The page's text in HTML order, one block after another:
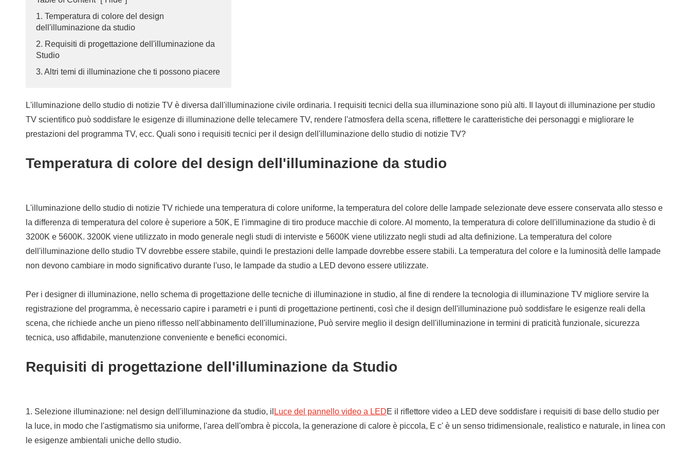
1. Temperatura di colore del design
dell'illuminazione da studio
2. Requisiti di progettazione dell'illuminazione da
Studio
3. Altri temi di illuminazione che ti possono piacere
L'illuminazione dello studio di notizie TV è diversa dall'illuminazione civile ordinaria. I requisiti tecnici della sua illuminazione sono più alti. Il layout di illuminazione per studio
TV scientifico può soddisfare le esigenze di illuminazione delle telecamere TV, rendere l'atmosfera della scena, riflettere le caratteristiche dei personaggi e migliorare le
prestazioni del programma TV, ecc. Quali sono i requisiti tecnici per il design dell'illuminazione dello studio di notizie TV?
Temperatura di colore del design dell'illuminazione da studio
L'illuminazione dello studio di notizie TV richiede una temperatura di colore uniforme, la temperatura del colore delle lampade selezionate deve essere conservata allo stesso e
la differenza di temperatura del colore è superiore a 50K, E l'immagine di tiro produce macchie di colore. Al momento, la temperatura di colore dell'illuminazione da studio è di
3200K e 5600K. 3200K viene utilizzato in modo generale negli studi di interviste e 5600K viene utilizzato negli studi ad alta definizione. La temperatura del colore
dell'illuminazione dello studio TV dovrebbe essere stabile, quindi le prestazioni delle lampade dovrebbe essere stabili. La temperatura del colore e la luminosità delle lampade
non devono cambiare in modo significativo durante l'uso, le lampade da studio a LED devono essere utilizzate.
Per i designer di illuminazione, nello schema di progettazione delle tecniche di illuminazione in studio, al fine di rendere la tecnologia di illuminazione TV migliore servire la
registrazione del programma, è necessario capire i parametri e i punti di progettazione pertinenti, così che il design dell'illuminazione può soddisfare le esigenze reali della
scena, che richiede anche un pieno riflesso nell'abbinamento dell'illuminazione, Può servire meglio il design dell'illuminazione in termini di praticità funzionale, sicurezza
tecnica, uso affidabile, manutenzione conveniente e benefici economici.
Requisiti di progettazione dell'illuminazione da Studio
1. Selezione illuminazione: nel design dell'illuminazione da studio, il Luce del pannello video a LEDE il riflettore video a LED deve soddisfare i requisiti di base dello studio per
la luce, in modo che l'astigmatismo sia uniforme, l'area dell'ombra è piccola, la generazione di calore è piccola, E c' è un senso tridimensionale, realistico e naturale, in linea con
le esigenze ambientali uniche dello studio.